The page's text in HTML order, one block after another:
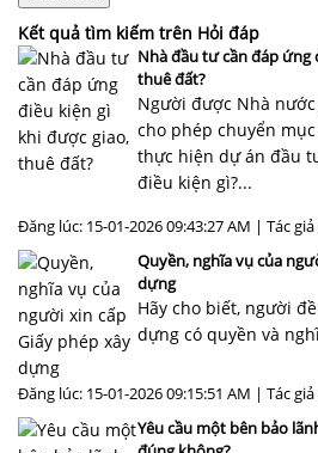
Kết quả tìm kiếm trên Hỏi đáp
Nhà đầu tư cần đáp ứng
thuê đất?
Người được Nhà
cho phép chuyển
thực hiện dự án đầu
điều kiện gì?...
Đăng lúc: 15-01-2026 09:43:27 AM | Tác
Quyền, nghĩa vụ của
dựng
Hãy cho biết, người
dựng có quyền và
Đăng lúc: 15-01-2026 09:15:51 AM | Tác
Yêu cầu một bên bảo